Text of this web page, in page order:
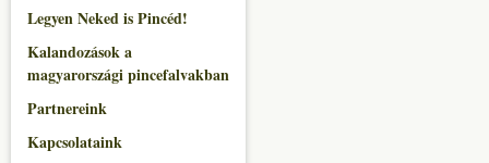
Legyen Neked is Pincéd!
Kalandozások a
magyarországi pincefalvakban
Partnereink
Kapcsolataink